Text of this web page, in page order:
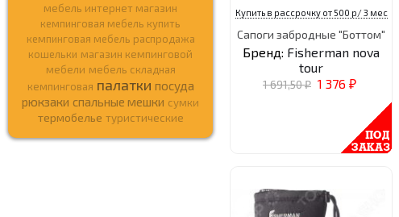
мебель интернет магазин
кемпинговая мебель купить
кемпинговая мебель распродажа
кошельки магазин кемпинговой
мебели мебель складная
кемпинговая палатки посуда
рюкзаки спальные мешки сумки
термобелье туристические
Купить в рассрочку от 500 р/ 3 мес
Сапоги забродные "Боттом"
Бренд: Fisherman nova
tour
1 691,50₽ 1 376 ₽